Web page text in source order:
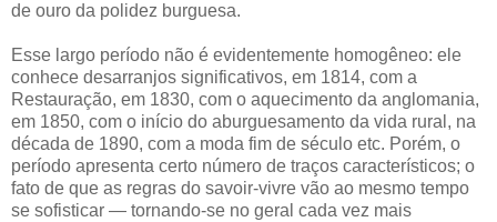
de ouro da polidez burguesa.
Esse largo período não é evidentemente homogêneo: ele
conhece desarranjos significativos, em 1814, com a
Restauração, em 1830, com o aquecimento da anglomania,
em 1850, com o início do aburguesamento da vida rural, na
década de 1890, com a moda fim de século etc. Porém, o
período apresenta certo número de traços característicos; o
fato de que as regras do savoir-vivre vão ao mesmo tempo
se sofisticar — tornando-se no geral cada vez mais